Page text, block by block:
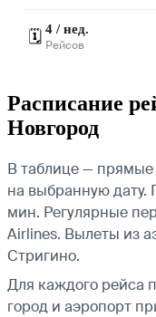
🗓️ 4 / нед.
Рейсов
Расписание
Новгород
В таблице —
на выбранную дату.
мин. Регулярные
Airlines. Вылеты из
Стригино.
Для каждого рейса
город и аэропорт